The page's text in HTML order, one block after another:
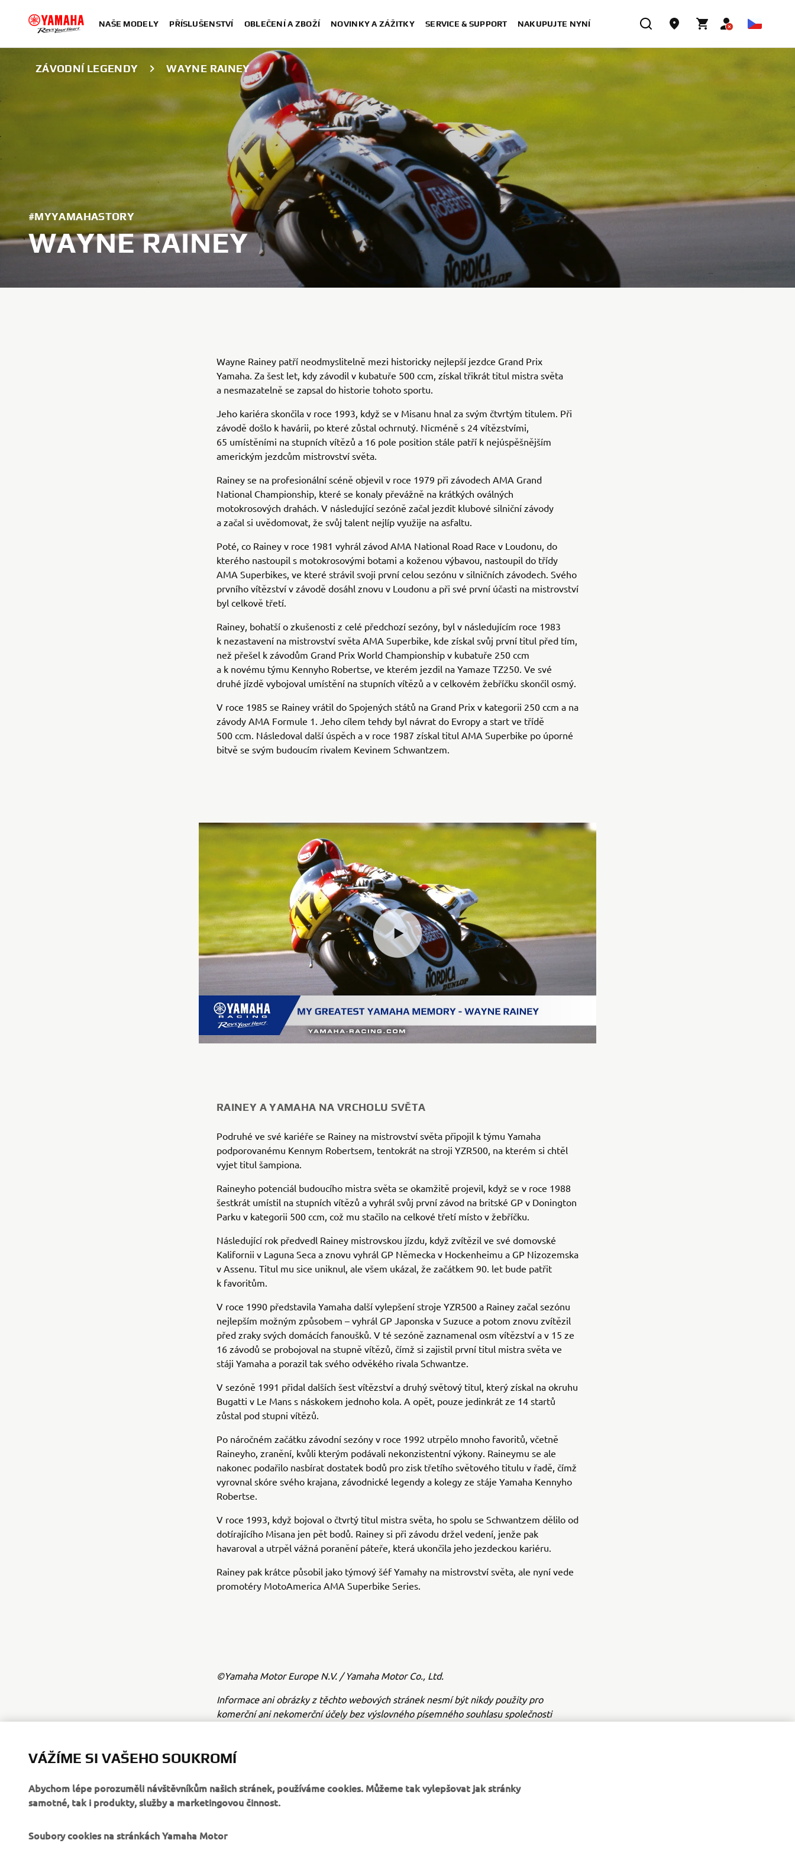
NAŠE MODELY PŘÍSLUŠENSTVÍ OBLEČENÍ A ZBOŽÍ NOVINKY A ZÁŽITKY SERVICE & SUPPORT NAKUPUJTE NYNÍ
ZÁVODNÍ LEGENDY WAYNE RAINEY
#MYYAMAHASTORY
WAYNE RAINEY
Wayne Rainey patří neodmyslitelně mezi historicky nejlepší jezdce Grand Prix
Yamaha. Za šest let, kdy závodil v kubatuře 500 ccm, získal třikrát titul mistra světa
a nesmazatelně se zapsal do historie tohoto sportu.
Jeho kariéra skončila v roce 1993, když se v Misanu hnal za svým čtvrtým titulem. Při
závodě došlo k havárii, po které zůstal ochrnutý. Nicméně s 24 vítězstvími,
65 umístěními na stupních vítězů a 16 pole position stále patří k nejúspěšnějším
americkým jezdcům mistrovství světa.
Rainey se na profesionální scéně objevil v roce 1979 při závodech AMA Grand
National Championship, které se konaly převážně na krátkých oválných
motokrosových drahách. V následující sezóně začal jezdit klubové silniční závody
a začal si uvědomovat, že svůj talent nejlíp využije na asfaltu.
Poté, co Rainey v roce 1981 vyhrál závod AMA National Road Race v Loudonu, do
kterého nastoupil s motokrosovými botami a koženou výbavou, nastoupil do třídy
AMA Superbikes, ve které strávil svoji první celou sezónu v silničních závodech. Svého
prvního vítězství v závodě dosáhl znovu v Loudonu a při své první účasti na mistrovství
byl celkově třetí.
Rainey, bohatší o zkušenosti z celé předchozí sezóny, byl v následujícím roce 1983
k nezastavení na mistrovství světa AMA Superbike, kde získal svůj první titul před tím,
než přešel k závodům Grand Prix World Championship v kubatuře 250 ccm
a k novému týmu Kennyho Robertse, ve kterém jezdil na Yamaze TZ250. Ve své
druhé jízdě vybojoval umístění na stupních vítězů a v celkovém žebříčku skončil osmý.
V roce 1985 se Rainey vrátil do Spojených států na Grand Prix v kategorii 250 ccm a na
závody AMA Formule 1. Jeho cílem tehdy byl návrat do Evropy a start ve třídě
500 ccm. Následoval další úspěch a v roce 1987 získal titul AMA Superbike po úporné
bitvě se svým budoucím rivalem Kevinem Schwantzem.
RAINEY A YAMAHA NA VRCHOLU SVĚTA
Podruhé ve své kariéře se Rainey na mistrovství světa připojil k týmu Yamaha
podporovanému Kennym Robertsem, tentokrát na stroji YZR500, na kterém si chtěl
vyjet titul šampiona.
Raineyho potenciál budoucího mistra světa se okamžitě projevil, když se v roce 1988
šestkrát umístil na stupních vítězů a vyhrál svůj první závod na britské GP v Donington
Parku v kategorii 500 ccm, což mu stačilo na celkové třetí místo v žebříčku.
Následující rok předvedl Rainey mistrovskou jízdu, když zvítězil ve své domovské
Kalifornii v Laguna Seca a znovu vyhrál GP Německa v Hockenheimu a GP Nizozemska
v Assenu. Titul mu sice uniknul, ale všem ukázal, že začátkem 90. let bude patřit
k favoritům.
V roce 1990 představila Yamaha další vylepšení stroje YZR500 a Rainey začal sezónu
nejlepším možným způsobem – vyhrál GP Japonska v Suzuce a potom znovu zvítězil
před zraky svých domácích fanoušků. V té sezóně zaznamenal osm vítězství a v 15 ze
16 závodů se probojoval na stupně vítězů, čímž si zajistil první titul mistra světa ve
stáji Yamaha a porazil tak svého odvěkého rivala Schwantze.
V sezóně 1991 přidal dalších šest vítězství a druhý světový titul, který získal na okruhu
Bugatti v Le Mans s náskokem jednoho kola. A opět, pouze jedinkrát ze 14 startů
zůstal pod stupni vítězů.
Po náročném začátku závodní sezóny v roce 1992 utrpělo mnoho favoritů, včetně
Raineyho, zranění, kvůli kterým podávali nekonzistentní výkony. Raineymu se ale
nakonec podařilo nasbírat dostatek bodů pro zisk třetího světového titulu v řadě, čímž
vyrovnal skóre svého krajana, závodnické legendy a kolegy ze stáje Yamaha Kennyho
Robertse.
V roce 1993, když bojoval o čtvrtý titul mistra světa, ho spolu se Schwantzem dělilo od
dotírajícího Misana jen pět bodů. Rainey si při závodu držel vedení, jenže pak
havaroval a utrpěl vážná poranění páteře, která ukončila jeho jezdeckou kariéru.
Rainey pak krátce působil jako týmový šéf Yamahy na mistrovství světa, ale nyní vede
promotéry MotoAmerica AMA Superbike Series.
©Yamaha Motor Europe N.V. / Yamaha Motor Co., Ltd.
Informace ani obrázky z těchto webových stránek nesmí být nikdy použity pro
komerční ani nekomerční účely bez výslovného písemného souhlasu společnosti
Vždy jezděte bezpečně a dodržujte všechna místní pravidla silničního provozu.
VÁŽÍME SI VAŠEHO SOUKROMÍ
Abychom lépe porozuměli návštěvníkům našich stránek, používáme cookies. Můžeme tak vylepšovat jak stránky
samotné, tak i produkty, služby a marketingovou činnost.
Soubory cookies na stránkách Yamaha Motor